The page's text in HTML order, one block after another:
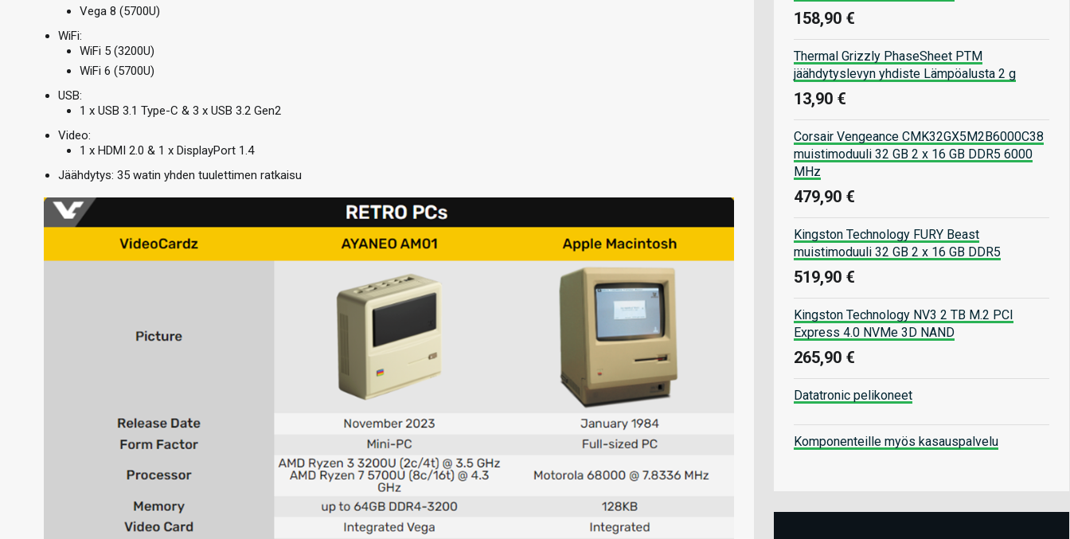
Vega 8 (5700U)
WiFi:
WiFi 5 (3200U)
WiFi 6 (5700U)
USB:
1 x USB 3.1 Type-C & 3 x USB 3.2 Gen2
Video:
1 x HDMI 2.0 & 1 x DisplayPort 1.4
Jäähdytys: 35 watin yhden tuulettimen ratkaisu
158,90 €
Thermal Grizzly PhaseSheet PTM
jäähdytyslevyn yhdiste Lämpöalusta 2 g
13,90 €
Corsair Vengeance CMK32GX5M2B6000C38
muistimoduuli 32 GB 2 x 16 GB DDR5 6000
MHz
479,90 €
Kingston Technology FURY Beast
muistimoduuli 32 GB 2 x 16 GB DDR5
519,90 €
Kingston Technology NV3 2 TB M.2 PCI
Express 4.0 NVMe 3D NAND
265,90 €
Datatronic pelikoneet
Komponenteille myös kasauspalvelu